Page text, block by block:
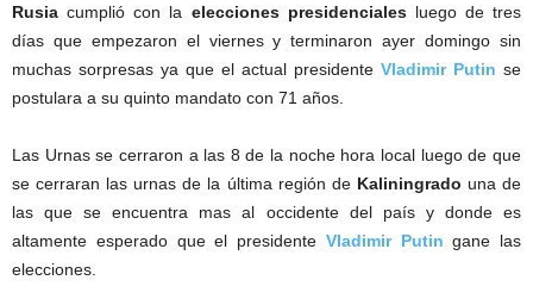
Rusia cumplió con la elecciones presidencialesluego de tres
días que empezaron el viernes y terminaron ayer domingo sin
muchas sorpresas ya que el actual presidente Vladimir Putin se
postulara a su quinto mandato con 71 años.
Las Urnas se cerraron a las 8 de la noche hora local luego de que
se cerraran las urnas de la última región de Kaliningrado una de
las que se encuentra mas al occidente del país y donde es
altamente esperado que el presidente Vladimir Putin gane las
elecciones.